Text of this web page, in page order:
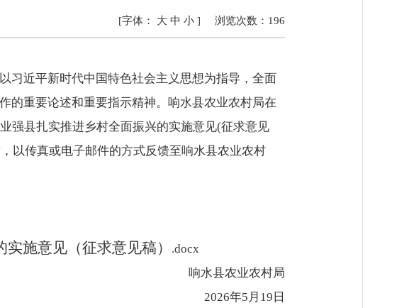
浏览次数： 196
[字体： 大 中 小 ]
习近平新时代中国特色社会主义思想为指导，全面
的重要论述和重要指示精神。响水县农业农村局在
强县扎实推进乡村全面振兴的实施意见(征求意见
以传真或电子邮件的方式反馈至响水县农业农村
施意见（征求意见稿）
.docx
响水县农业农村局
2026年5月19日